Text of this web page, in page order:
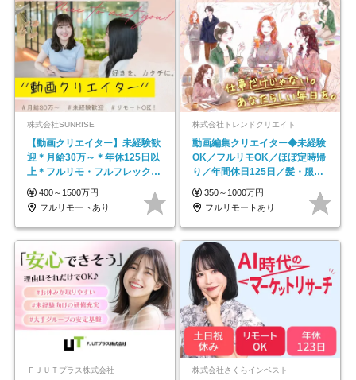
株式会社SUNRISE
【動画クリエイター】未経験歓
迎＊月給30万～＊年休125日以
上＊フルリモ・フルフレックス
◆10名の採用が決定◆
400～1500万円
フルリモートあり
株式会社トレンドクリエイト
動画編集クリエイター◆未経験
OK／フルリモOK／ほぼ定時帰
り／年間休日125日／髪・服・
ネイル自由／副業OK
350～1000万円
フルリモートあり
ＦＪＵＴプラス株式会社 株式会社さくらインベスト